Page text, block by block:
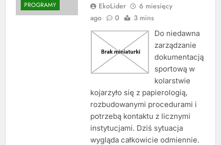
PROGRAMY EkoLider
6 miesięcy
ago
0 3 mins
Do niedawna
zarządzanie
dokumentacją
sportową w
kolarstwie
kojarzyło się z papierologią,
rozbudowanymi procedurami i
potrzebą kontaktu z licznymi
instytucjami. Dziś sytuacja
wygląda całkowicie odmiennie.